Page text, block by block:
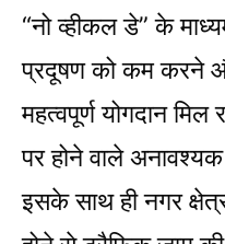
“नो व्हीकल डे” के
प्रदूषण को कम करने
महत्वपूर्ण योगदान
पर होने वाले
इसके साथ ही नगर